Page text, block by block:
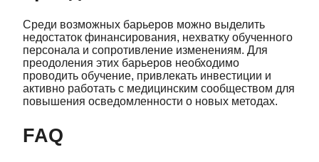
Среди возможных барьеров можно выделить
недостаток финансирования, нехватку обученного
персонала и сопротивление изменениям. Для
преодоления этих барьеров необходимо
проводить обучение, привлекать инвестиции и
активно работать с медицинским сообществом для
повышения осведомленности о новых методах.
FAQ